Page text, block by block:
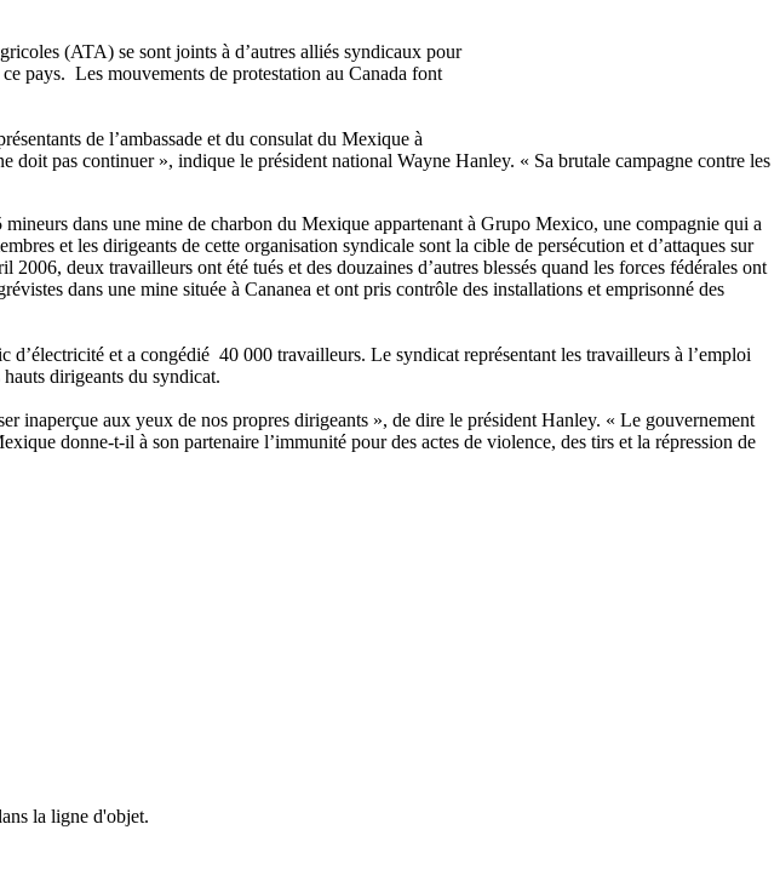
(ATA) se sont joints à d’autres alliés syndicaux pour
pays. Les mouvements de protestation au Canada font
de l’ambassade et du consulat du Mexique à
pas continuer », indique le président national Wayne Hanley. « Sa brutale campagne contre les
dans une mine de charbon du Mexique appartenant à Grupo Mexico, une compagnie qui a
et les dirigeants de cette organisation syndicale sont la cible de persécution et d’attaques sur
deux travailleurs ont été tués et des douzaines d’autres blessés quand les forces fédérales ont
dans une mine située à Cananea et ont pris contrôle des installations et emprisonné des
et a congédié 40 000 travailleurs. Le syndicat représentant les travailleurs à l’emploi
dirigeants du syndicat.
inaperçue aux yeux de nos propres dirigeants », de dire le président Hanley. « Le gouvernement
donne-t-il à son partenaire l’immunité pour des actes de violence, des tirs et la répression de
la ligne d'objet.